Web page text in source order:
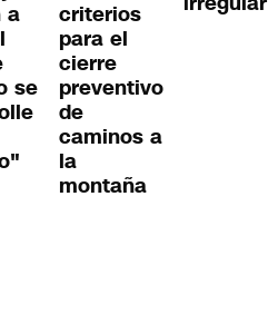
a
se
criterios
para el
cierre
preventivo
de
caminos a
la
montaña